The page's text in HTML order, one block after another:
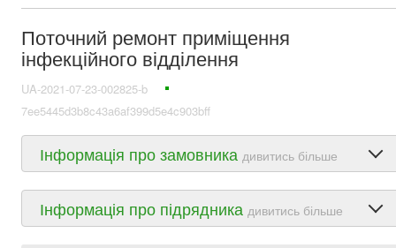
Поточний ремонт приміщення
інфекційного відділення
UA-2021-07-23-002825-b
7ee5445d3b8c43a6af399d5e4c903bff
Інформація про замовника дивитись більше
Інформація про підрядника дивитись більше